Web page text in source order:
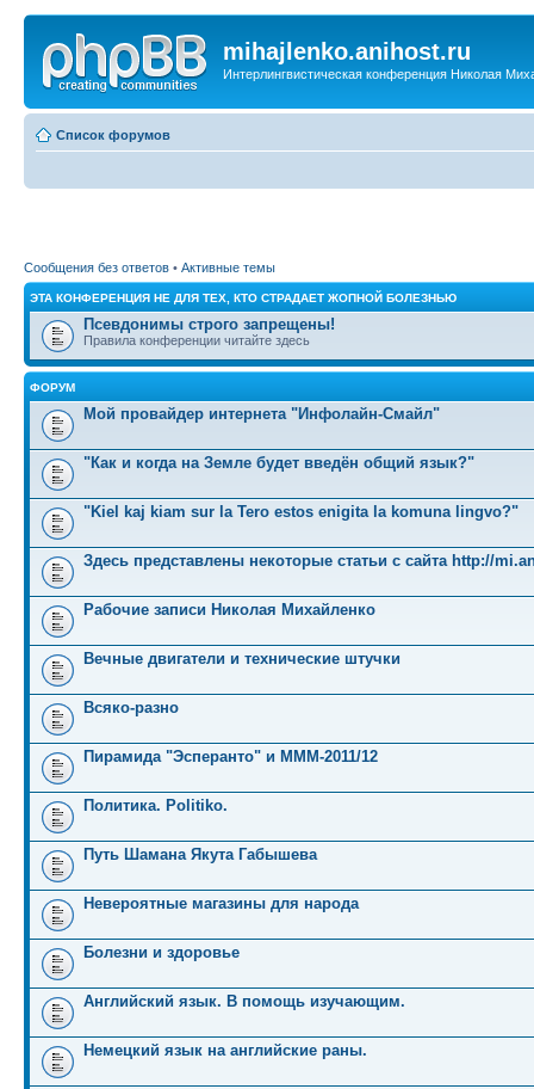
mihajlenko.anihost.ru
Интерлингвистическая конференция Николая
Список форумов
Сообщения без ответов • Активные темы
ЭТА КОНФЕРЕНЦИЯ НЕ ДЛЯ ТЕХ, КТО СТРАДАЕТ ЖОПНОЙ БОЛЕЗНЬЮ
Псевдонимы строго запрещены!
Правила конференции читайте здесь
ФОРУМ
Мой провайдер интернета "Инфолайн-Смайл"
"Как и когда на Земле будет введён общий язык?"
"Kiel kaj kiam sur la Tero estos enigita la komuna lingvo?"
Здесь представлены некоторые статьи с сайта http://
Рабочие записи Николая Михайленко
Вечные двигатели и технические штучки
Всяко-разно
Пирамида "Эсперанто" и MMM-2011/12
Политика. Politiko.
Путь Шамана Якута Габышева
Невероятные магазины для народа
Болезни и здоровье
Английский язык. В помощь изучающим.
Немецкий язык на английские раны.